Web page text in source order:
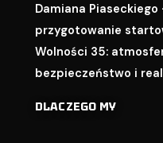
Damiana
przygotowanie
Wolności 35:
bezpieczeństwo i
DLACZEGO MY